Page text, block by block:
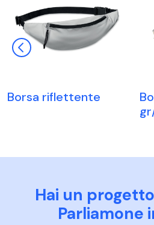
Borsa riflettente
Hai un
Parliamone